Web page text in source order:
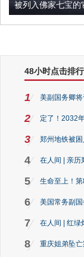
被列入佛家七宝的
48小时点击排行
1 美副国务卿
2 定了！2032
3 郑州地铁被
4 在人间 | 亲历
5 生命至上！
6 美国常务副
7 在人间 | 红绿
8 重庆姐弟坠